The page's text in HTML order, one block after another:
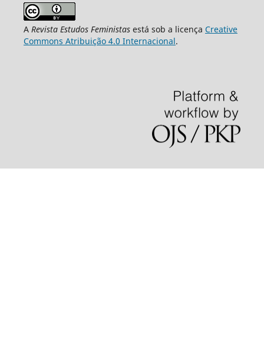
A Revista Estudos Feministasestá sob a licença Creative
Commons Atribuição 4.0 Internacional.